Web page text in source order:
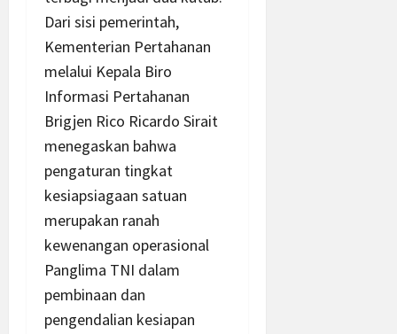
Dari sisi pemerintah,
Kementerian Pertahanan
melalui Kepala Biro
Informasi Pertahanan
Brigjen Rico Ricardo Sirait
menegaskan bahwa
pengaturan tingkat
kesiapsiagaan satuan
merupakan ranah
kewenangan operasional
Panglima TNI dalam
pembinaan dan
pengendalian kesiapan